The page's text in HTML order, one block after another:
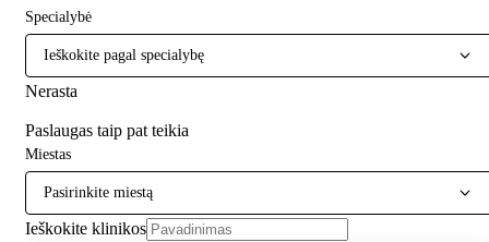
Specialybė
Ieškokite pagal specialybę
Nerasta
Paslaugas taip pat teikia
Miestas
Pasirinkite miestą
Ieškokite klinikos